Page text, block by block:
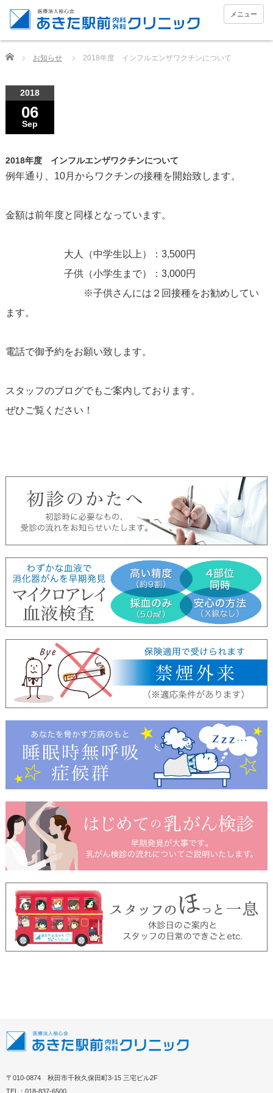
メニュー
Home お知らせ 2018年度 インフルエンザワクチンについて
2018
06
Sep
2018年度 インフルエンザワクチンについて
例年通り、10月からワクチンの接種を開始致します。
金額は前年度と同様となっています。
大人（中学生以上）：3,500円
子供（小学生まで）：3,000円
※子供さんには２回接種をお勧めしてい
ます。
電話で御予約をお願い致します。
スタッフのブログでもご案内しております。
ぜひご覧ください！
〒010-0874 秋田市千秋久保田町3-15 三宅ビル2F
TEL：018-837-6500